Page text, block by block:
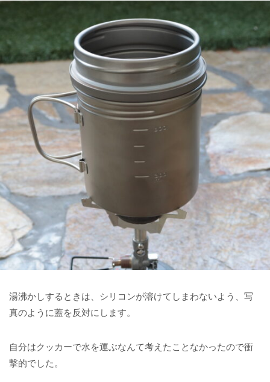
湯沸かしするときは、シリコンが溶けてしまわないよう、写
真のように蓋を反対にします。
自分はクッカーで水を運ぶなんて考えたことなかったので衝
撃的でした。